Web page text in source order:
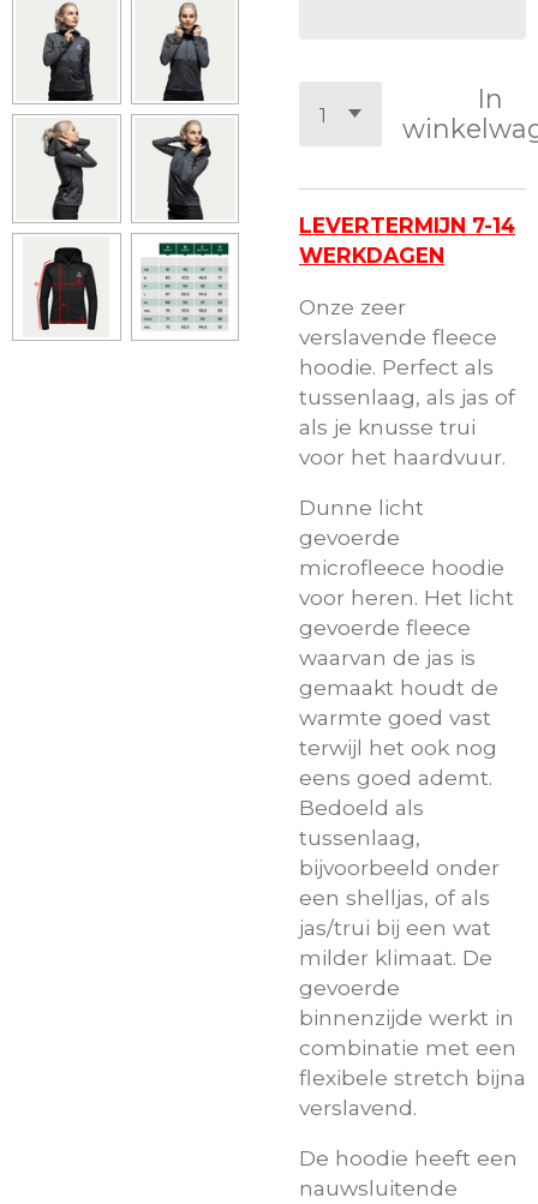
In
LEVERTERMIJN 7-14
WERKDAGEN
Onze zeer
verslavende fleece
hoodie. Perfect als
tussenlaag, als jas of
als je knusse trui
voor het haardvuur.
Dunne licht
gevoerde
microfleece hoodie
voor heren. Het licht
gevoerde fleece
waarvan de jas is
gemaakt houdt de
warmte goed vast
terwijl het ook nog
eens goed ademt.
Bedoeld als
tussenlaag,
bijvoorbeeld onder
een shelljas, of als
jas/trui bij een wat
milder klimaat. De
gevoerde
binnenzijde werkt in
combinatie met een
flexibele stretch bijna
verslavend.
De hoodie heeft een
nauwsluitende